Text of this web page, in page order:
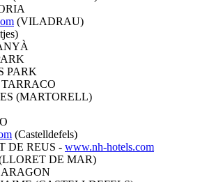
(VILADRAU)
PARK
(MARTORELL)
(Castelldefels)
DE REUS - www.nh-hotels.com
DE MAR)